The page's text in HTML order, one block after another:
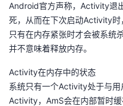
Android官方声称，Activity退
死，从而在下次启动Activity
只有在内存紧张时才会被系统
并不意味着释放内存。
Activity在内存中的状态
系统只有一个Activity处于与
Activity，AmS会在内部暂时